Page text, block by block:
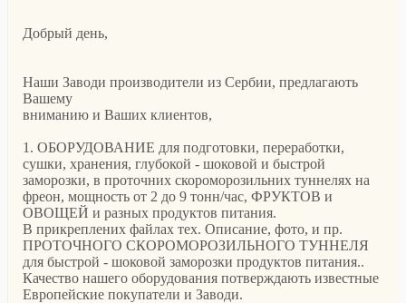
Добрый день,
Наши Заводи производители из Сербии, предлагають
Вашему
вниманию и Ваших клиентов,
1. ОБОРУДОВАНИЕ для подготовки, переработки,
сушки, хранения, глубокой - шоковой и быстрой
заморозки, в проточних скороморозильних туннелях на
фреон, мощность от 2 до 9 тонн/час, ФРУКТОВ и
ОВОЩЕЙ и разных продуктов питания.
В прикреплених файлах тех. Описание, фото, и пр.
ПРОТОЧНОГО СКОРОМОРОЗИЛЬНОГО ТУННЕЛЯ
для быстрой - шоковой заморозки продуктов питания..
Качество нашего оборудования потверждають известные
Европейские покупатели и Заводи.